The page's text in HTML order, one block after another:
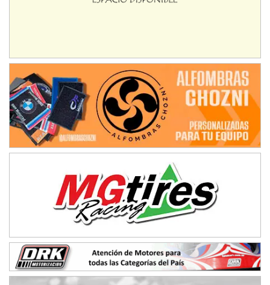
Ciudad de Trenque Lauquen (Asfalto)
ENTRERRIANO - F6 (POSTERGADA)
Parque de la Velocidad (Asfalto)
Villaguay (Entre Ríos)
VICTORIENSE - F7
El Cerro (Tierra)
PATAGONICO - F6
Moto Club Reginense (Tierra)
Gral. E. Godoy (Río Negro)
Juventud Unida (Tierra)
Humboldt (Santa Fe)
NORESTE SANTAFESINO - F6